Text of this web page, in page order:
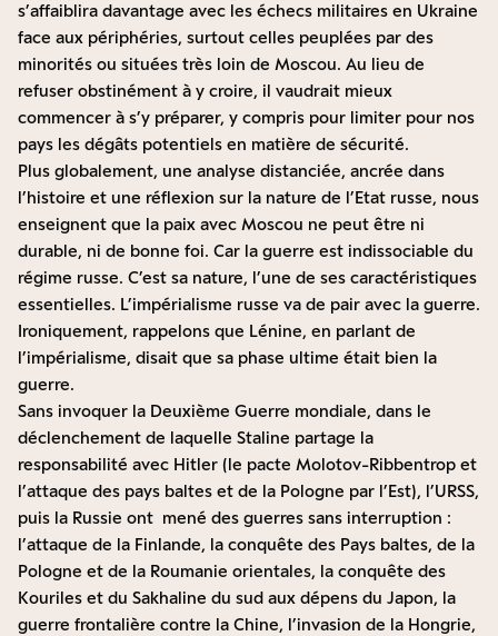
s’affaiblira davantage avec les échecs militaires en Ukraine
face aux périphéries, surtout celles peuplées par des
minorités ou situées très loin de Moscou. Au lieu de
refuser obstinément à y croire, il vaudrait mieux
commencer à s’y préparer, y compris pour limiter pour nos
pays les dégâts potentiels en matière de sécurité.
Plus globalement, une analyse distanciée, ancrée dans
l’histoire et une réflexion sur la nature de l’Etat russe, nous
enseignent que la paix avec Moscou ne peut être ni
durable, ni de bonne foi. Car la guerre est indissociable du
régime russe. C’est sa nature, l’une de ses caractéristiques
essentielles. L’impérialisme russe va de pair avec la guerre.
Ironiquement, rappelons que Lénine, en parlant de
l’impérialisme, disait que sa phase ultime était bien la
guerre.
Sans invoquer la Deuxième Guerre mondiale, dans le
déclenchement de laquelle Staline partage la
responsabilité avec Hitler (le pacte Molotov-Ribbentrop et
l’attaque des pays baltes et de la Pologne par l’Est), l’URSS,
puis la Russie ont mené des guerres sans interruption :
l’attaque de la Finlande, la conquête des Pays baltes, de la
Pologne et de la Roumanie orientales, la conquête des
Kouriles et du Sakhaline du sud aux dépens du Japon, la
guerre frontalière contre la Chine, l’invasion de la Hongrie,